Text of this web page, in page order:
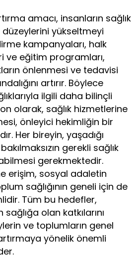
amacı, insanların sağlık
yükseltmeyi
kampanyaları, halk
ve eğitim programları,
önlenmesi ve tedavisi
artırır. Böylece
ilgili daha bilinçli
olarak, sağlık hizmetlerine
önleyici hekimliğin bir
Her bireyin, yaşadığı
gerekli sağlık
gerekmektedir.
erişim, sosyal adaletin
sağlığının geneli için de
Tüm bu hedefler,
olan katkılarını
ve toplumların genel
yönelik önemli